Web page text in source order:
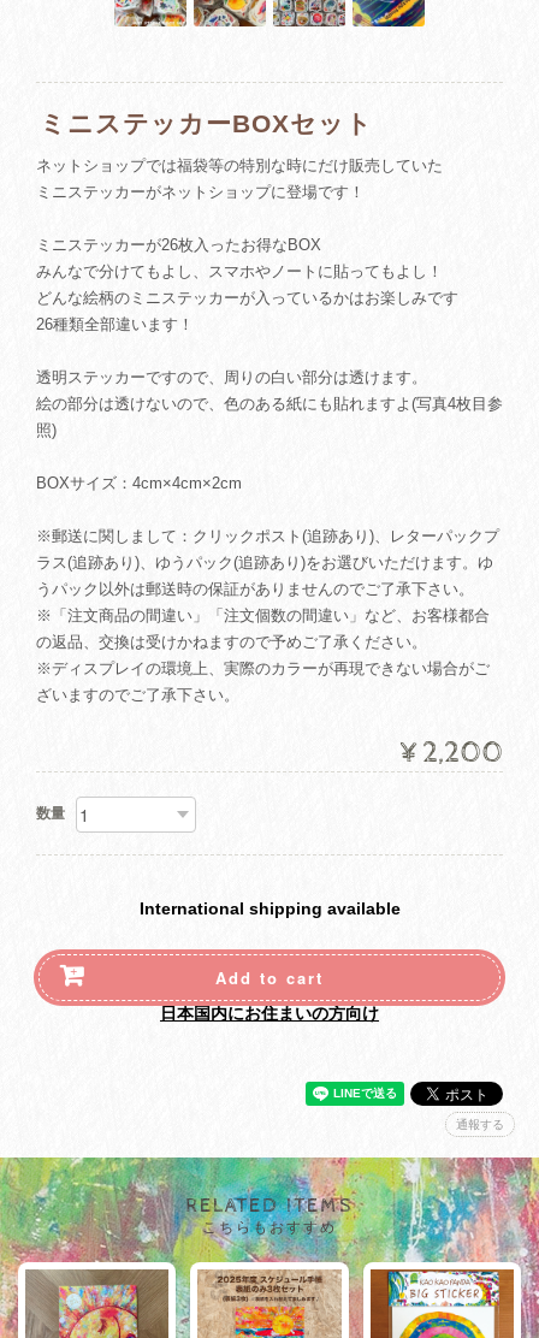
ミニステッカーBOXセット
ネットショップでは福袋等の特別な時にだけ販売していた
ミニステッカーがネットショップに登場です！
ミニステッカーが26枚入ったお得なBOX
みんなで分けてもよし、スマホやノートに貼ってもよし！
どんな絵柄のミニステッカーが入っているかはお楽しみです
26種類全部違います！
透明ステッカーですので、周りの白い部分は透けます。
絵の部分は透けないので、色のある紙にも貼れますよ(写真4枚目参
照)
BOXサイズ：4cm×4cm×2cm
※郵送に関しまして：クリックポスト(追跡あり)、レターパックプ
ラス(追跡あり)、ゆうパック(追跡あり)をお選びいただけます。ゆ
うパック以外は郵送時の保証がありませんのでご了承下さい。
※「注文商品の間違い」「注文個数の間違い」など、お客様都合
の返品、交換は受けかねますので予めご了承ください。
※ディスプレイの環境上、実際のカラーが再現できない場合がご
ざいますのでご了承下さい。
¥2,200
数量
International shipping available
Add to cart
日本国内にお住まいの方向け
通報する
RELATED ITEMS
こちらもおすすめ